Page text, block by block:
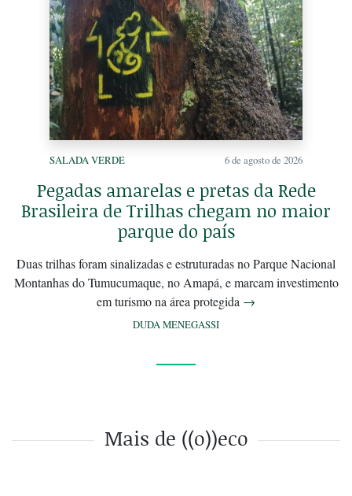
SALADA VERDE 6 de agosto de 2026
Pegadas amarelas e pretas da Rede
Brasileira de Trilhas chegam no maior
parque do país
Duas trilhas foram sinalizadas e estruturadas no Parque Nacional
Montanhas do Tumucumaque, no Amapá, e marcam investimento
em turismo na área protegida →
DUDA MENEGASSI
Mais de ((o))eco